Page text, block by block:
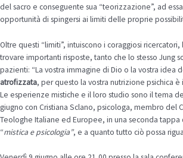
del sacro e conseguente sua “teorizzazione”, ad
opportunità di spingersi ai limiti delle proprie
Oltre questi “limiti”, intuiscono i coraggiosi
trovare importanti risposte, tanto che lo stesso Jung
pazienti: “La vostra immagine di Dio o la vostra idea
atrofizzata, per questo la vostra nutrizione psichica è
Le esperienze mistiche e il loro studio sono il tema
giugno con Cristiana Sclano, psicologa, membro del
Teologhe Italiane ed Europee, in una seconda tappa
“mistica e psicologia”, e a quanto tutto ciò possa